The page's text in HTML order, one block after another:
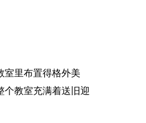
室里布置得格外美
个教室充满着送旧迎